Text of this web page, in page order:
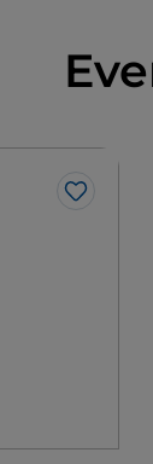
Like